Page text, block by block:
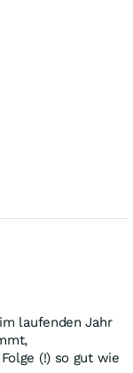
laufenden Jahr
(!) so gut wie